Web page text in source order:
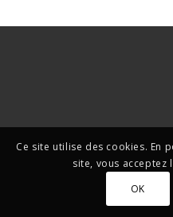
Ce site utilise des cookies. En
site, vous acceptez
OK